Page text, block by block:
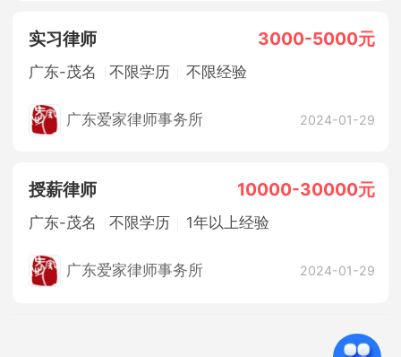
实习律师 3000-5000元
广东-茂名 不限学历 不限经验
广东爱家律师事务所 2024-01-29
授薪律师 10000-30000元
广东-茂名 不限学历 1年以上经验
广东爱家律师事务所 2024-01-29